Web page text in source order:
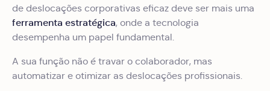
de deslocações corporativas eficaz deve ser mais uma
ferramenta estratégica, onde a tecnologia
desempenha um papel fundamental.
A sua função não é travar o colaborador, mas
automatizar e otimizar as deslocações profissionais.